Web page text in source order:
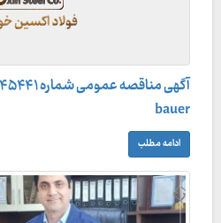
bauer
ادامه مطلب